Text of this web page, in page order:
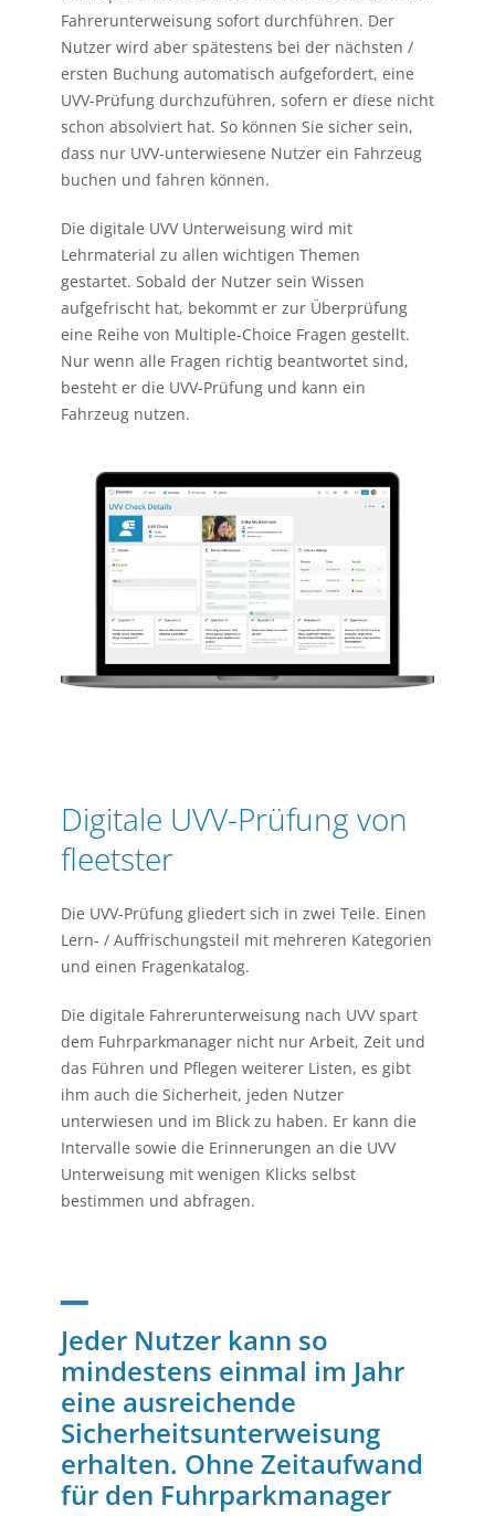
Fahrerunterweisung sofort durchführen. Der
Nutzer wird aber spätestens bei der nächsten /
ersten Buchung automatisch aufgefordert, eine
UVV-Prüfung durchzuführen, sofern er diese nicht
schon absolviert hat. So können Sie sicher sein,
dass nur UVV-unterwiesene Nutzer ein Fahrzeug
buchen und fahren können.
Die digitale UVV Unterweisung wird mit
Lehrmaterial zu allen wichtigen Themen
gestartet. Sobald der Nutzer sein Wissen
aufgefrischt hat, bekommt er zur Überprüfung
eine Reihe von Multiple-Choice Fragen gestellt.
Nur wenn alle Fragen richtig beantwortet sind,
besteht er die UVV-Prüfung und kann ein
Fahrzeug nutzen.
Digitale UVV-Prüfung von
fleetster
Die UVV-Prüfung gliedert sich in zwei Teile. Einen
Lern- / Auffrischungsteil mit mehreren Kategorien
und einen Fragenkatalog.
Die digitale Fahrerunterweisung nach UVV spart
dem Fuhrparkmanager nicht nur Arbeit, Zeit und
das Führen und Pflegen weiterer Listen, es gibt
ihm auch die Sicherheit, jeden Nutzer
unterwiesen und im Blick zu haben. Er kann die
Intervalle sowie die Erinnerungen an die UVV
Unterweisung mit wenigen Klicks selbst
bestimmen und abfragen.
Jeder Nutzer kann so
mindestens einmal im Jahr
eine ausreichende
Sicherheitsunterweisung
erhalten. Ohne Zeitaufwand
für den Fuhrparkmanager